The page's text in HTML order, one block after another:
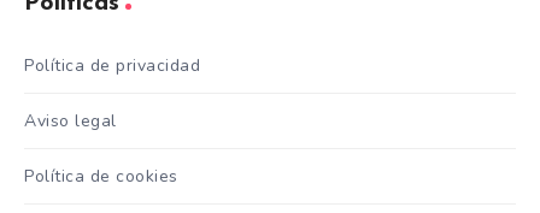
Política de privacidad
Aviso legal
Política de cookies